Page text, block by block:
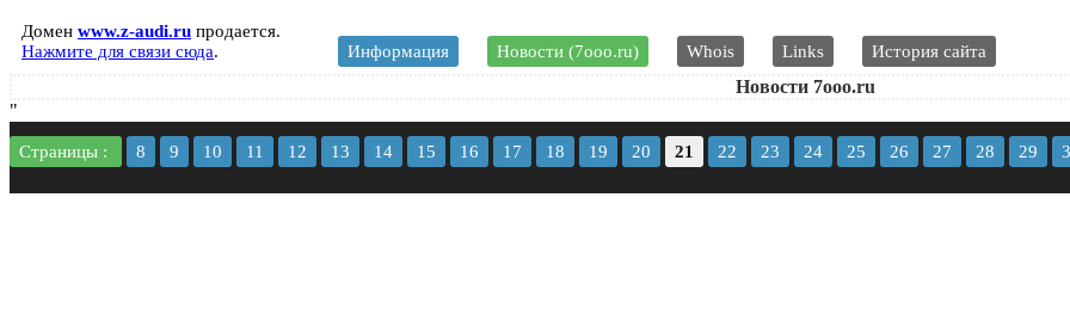
Домен www.z-audi.ru продается.
Нажмите для связи сюда. Информация Новости (7ooo.ru) Whois Links История сайта
Новости 7ooo.ru
"
Страницы : 8 9 10 11 12 13 14 15 16 17 18 19 20 21 22 23 24 25 26 27 28 29